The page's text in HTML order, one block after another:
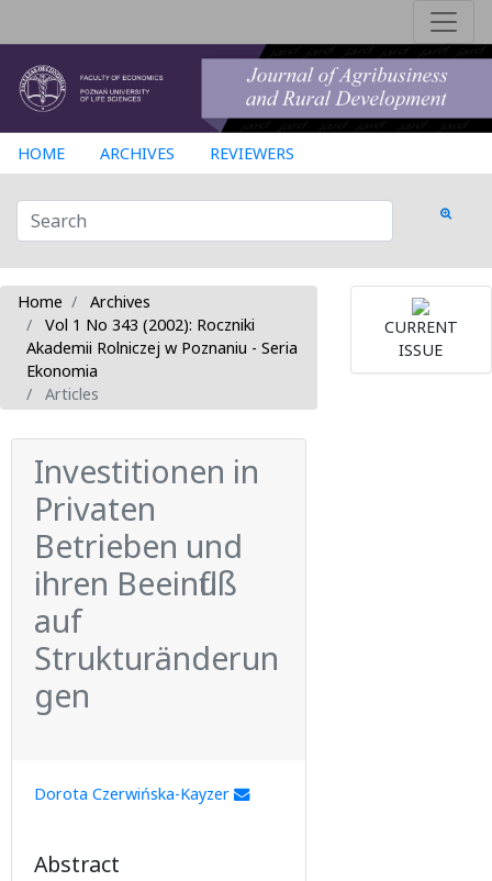
HOME ARCHIVES REVIEWERS
Home
Archives
Vol 1 No 343 (2002): Roczniki
Akademii Rolniczej w Poznaniu - Seria
Ekonomia
Articles
Investitionen in
Privaten
Betrieben und
ihren Beeinfluß
auf
Strukturänderun
gen
Dorota Czerwińska-Kayzer
Abstract
CURRENT
ISSUE